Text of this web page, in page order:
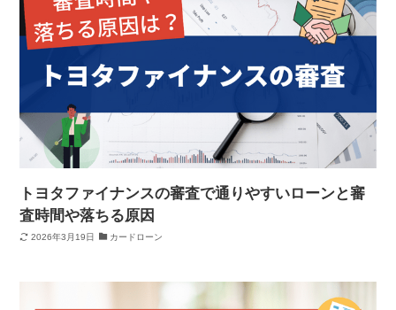
トヨタファイナンスの審査で通りやすいローンと審
査時間や落ちる原因
2026年3月19日 カードローン